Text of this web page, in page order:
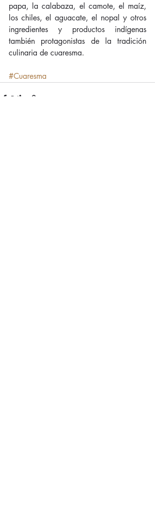
papa, la calabaza, el camote, el maíz,
los chiles, el aguacate, el nopal y otros
ingredientes y productos indígenas
también protagonistas de la tradición
culinaria de cuaresma.
#Cuaresma